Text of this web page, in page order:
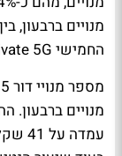
מנויים ברבעון,
החמישי Private 5G.
מנויים ברבעון.